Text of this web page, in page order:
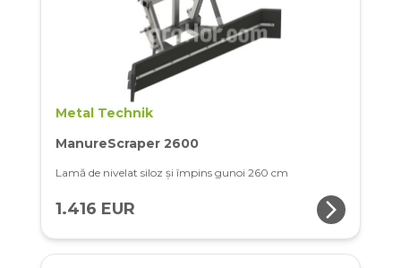
Metal Technik
ManureScraper 2600
Lamă de nivelat siloz și împins gunoi 260 cm
1.416 EUR arrow_forward_ios